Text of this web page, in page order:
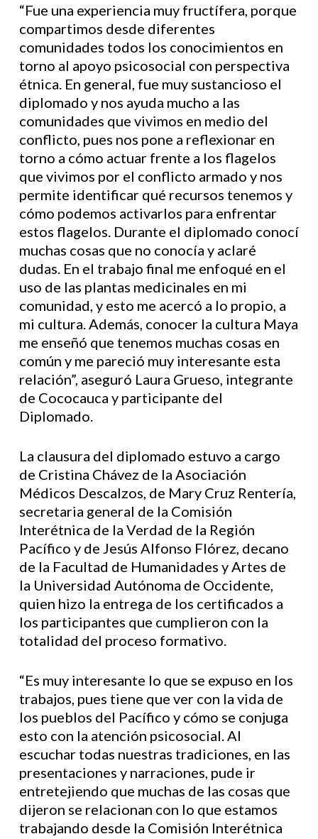
“Fue una experiencia muy fructífera, porque
compartimos desde diferentes
comunidades todos los conocimientos en
torno al apoyo psicosocial con perspectiva
étnica. En general, fue muy sustancioso el
diplomado y nos ayuda mucho a las
comunidades que vivimos en medio del
conflicto, pues nos pone a reflexionar en
torno a cómo actuar frente a los flagelos
que vivimos por el conflicto armado y nos
permite identificar qué recursos tenemos y
cómo podemos activarlos para enfrentar
estos flagelos. Durante el diplomado conocí
muchas cosas que no conocía y aclaré
dudas. En el trabajo final me enfoqué en el
uso de las plantas medicinales en mi
comunidad, y esto me acercó a lo propio, a
mi cultura. Además, conocer la cultura Maya
me enseñó que tenemos muchas cosas en
común y me pareció muy interesante esta
relación”, aseguró Laura Grueso, integrante
de Cococauca y participante del
Diplomado.
La clausura del diplomado estuvo a cargo
de Cristina Chávez de la Asociación
Médicos Descalzos, de Mary Cruz Rentería,
secretaria general de la Comisión
Interétnica de la Verdad de la Región
Pacífico y de Jesús Alfonso Flórez, decano
de la Facultad de Humanidades y Artes de
la Universidad Autónoma de Occidente,
quien hizo la entrega de los certificados a
los participantes que cumplieron con la
totalidad del proceso formativo.
“Es muy interesante lo que se expuso en los
trabajos, pues tiene que ver con la vida de
los pueblos del Pacífico y cómo se conjuga
esto con la atención psicosocial. Al
escuchar todas nuestras tradiciones, en las
presentaciones y narraciones, pude ir
entretejiendo que muchas de las cosas que
dijeron se relacionan con lo que estamos
trabajando desde la Comisión Interétnica